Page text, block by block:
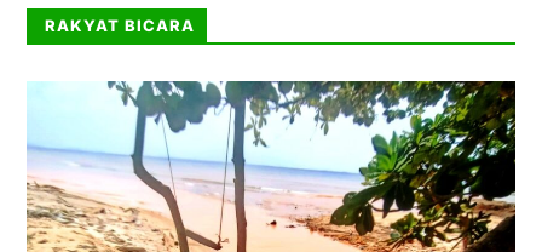
RAKYAT BICARA